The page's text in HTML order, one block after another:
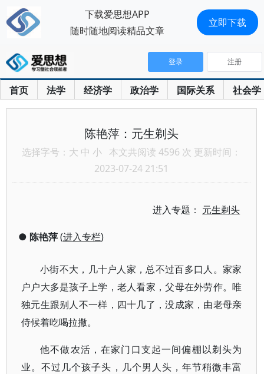
首页 法学 经济学 政治学 国际关系 社会学
登录 注册
陈艳萍：元生剃头
选择字号： 大 中 小 本文共阅读 4596 次 更新时间：
2023-07-24 21:51
进入专题： 元生剃头
● 陈艳萍(进入专栏)
小街不大，几十户人家，总不过百多口人。家家
户户大多是孩子上学，老人看家，父母在外劳作。唯
独元生跟别人不一样，四十几了，没成家，由老母亲
侍候着吃喝拉撒。
他不做农活，在家门口支起一间偏棚以剃头为
业。不过几个孩子头，几个男人头，年节稍微丰富
下载爱思想APP
随时随地阅读精品文章
立即下载